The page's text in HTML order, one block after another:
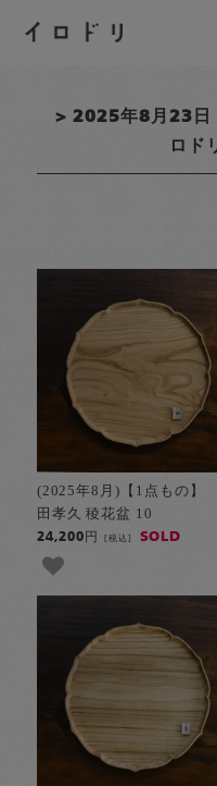
イロドリ
> 2025年8月23日
ロド
(2025年8月)【1点もの】
田孝久 稜花盆 10
24,200円[税込] SOLD